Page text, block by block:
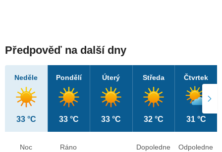
Předpověď na další dny
Neděle
33 °C
Pondělí
33 °C
Úterý
33 °C
Středa
32 °C
Čtvrtek
31 °C
Noc
Ráno
Dopoledne
Odpoledne